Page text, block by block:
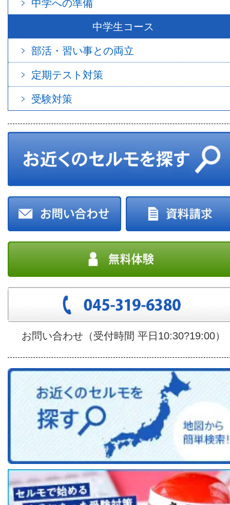
中学への準備
中学生コース
部活・習い事との両立
定期テスト対策
受験対策
お問い合わせ（受付時間 平日10:30?19:00）